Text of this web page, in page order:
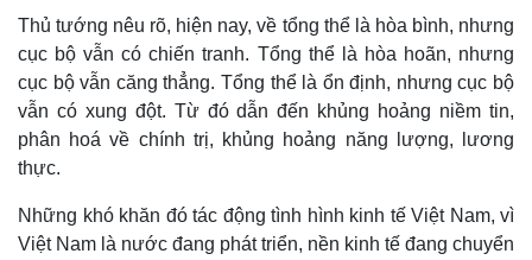
Vụ án
Tin nóng
Vũ khí
Việt Nam
Thủ tướng nêu rõ, hiện nay, về tổng thể là hòa bình, nhưng
cục bộ vẫn có chiến tranh. Tổng thể là hòa hoãn, nhưng
cục bộ vẫn căng thẳng. Tổng thể là ổn định, nhưng cục bộ
vẫn có xung đột. Từ đó dẫn đến khủng hoảng niềm tin,
phân hoá về chính trị, khủng hoảng năng lượng, lương
thực.
Những khó khăn đó tác động tình hình kinh tế Việt Nam, vì
Việt Nam là nước đang phát triển, nền kinh tế đang chuyển